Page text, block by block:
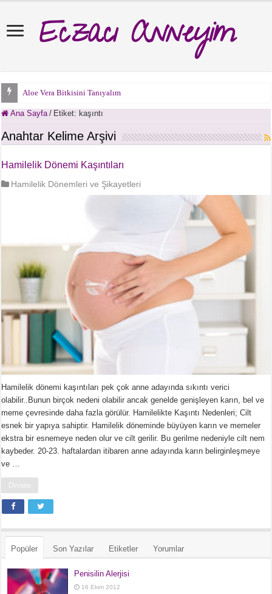
Eczacı Anneyim
Aloe Vera Bitkisini Tanıyalım
Ana Sayfa / Etiket: kaşıntı
Anahtar Kelime Arşivi
Hamilelik Dönemi Kaşıntıları
Hamilelik Dönemleri ve Şikayetleri
Hamilelik dönemi kaşıntıları pek çok anne adayında sıkıntı verici
olabilir..Bunun birçok nedeni olabilir ancak genelde genişleyen karın, bel ve
meme çevresinde daha fazla görülür. Hamilelikte Kaşıntı Nedenleri; Cilt
esnek bir yapıya sahiptir. Hamilelik döneminde büyüyen karın ve memeler
ekstra bir esnemeye neden olur ve cilt gerilir. Bu gerilme nedeniyle cilt nem
kaybeder. 20-23. haftalardan itibaren anne adayında karın belirginleşmeye
ve …
Devamı
Popüler Son Yazılar Etiketler Yorumlar
Penisilin Alerjisi
16 Ekim 2012